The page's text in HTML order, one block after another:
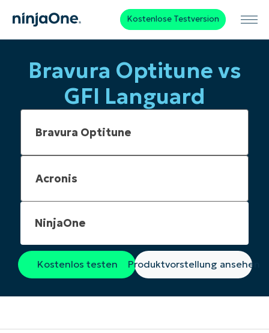
Kostenlose Testversion
Bravura Optitune vs
GFI Languard
NinjaOne
Kostenlos testen Produktvorstellung ansehen